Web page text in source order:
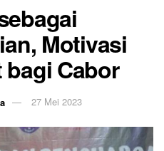
Motivasi
bagi Cabor
27 Mei 2023